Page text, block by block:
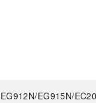
EG915N/